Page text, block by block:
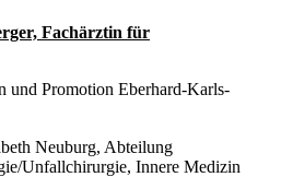
Fachärztin für
und Promotion Eberhard-Karls-
Neuburg, Abteilung
Unfallchirurgie, Innere Medizin